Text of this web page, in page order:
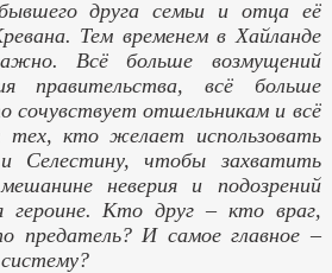
друга семьи и отца её
Тем временем в Хайланде
Всё больше возмущений
правительства, всё больше
сочувствует отшельникам и всё
тех, кто желает использовать
Селестину, чтобы захватить
неверия и подозрений
героине. Кто друг – кто враг,
предатель? И самое главное –